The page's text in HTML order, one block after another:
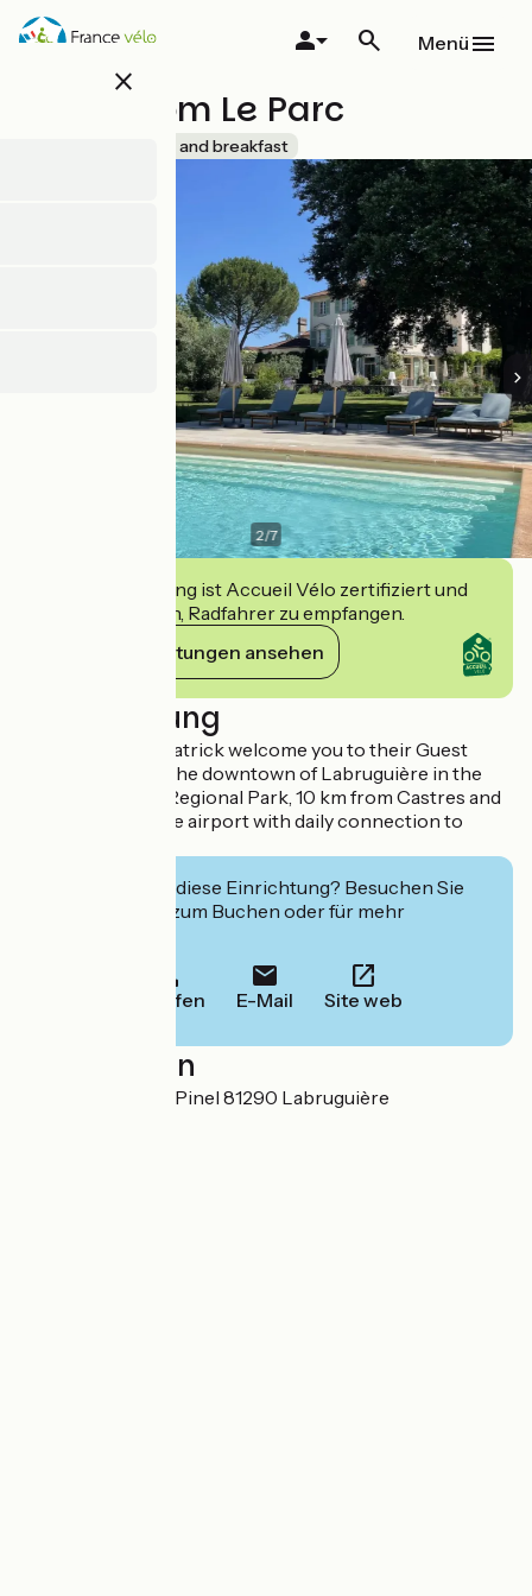
Direkt
zum
close
Menü
Guestroom Le Parc
Bed and breakfast
2/7
Diese Einrichtung ist Accueil Vélo zertifiziert und
verpflichtet sich, Radfahrer zu empfangen.
Ihre Verpflichtungen ansehen
Beschreibung
Christophe and Patrick welcome you to their Guest
house, located in the downtown of Labruguière in the
Haut Languedoc Regional Park, 10 km from Castres and
5 minutes from the airport with daily connection to
Interessiert Sie diese Einrichtung? Besuchen Sie
deren Website zum Buchen oder für mehr
Anrufen E-Mail Site web
Localisation
1 boulevard Henri Pinel 81290 Labruguière